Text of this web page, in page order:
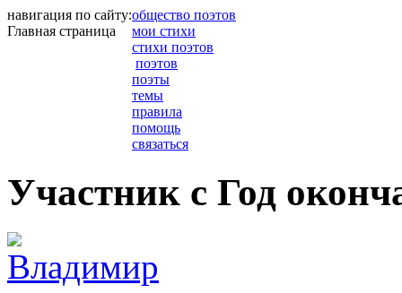
навигация по сайту:
Главная страница
общество поэтов
мои стихи
стихи поэтов
поэтов
поэты
темы
правила
помощь
связаться
Участник с Год